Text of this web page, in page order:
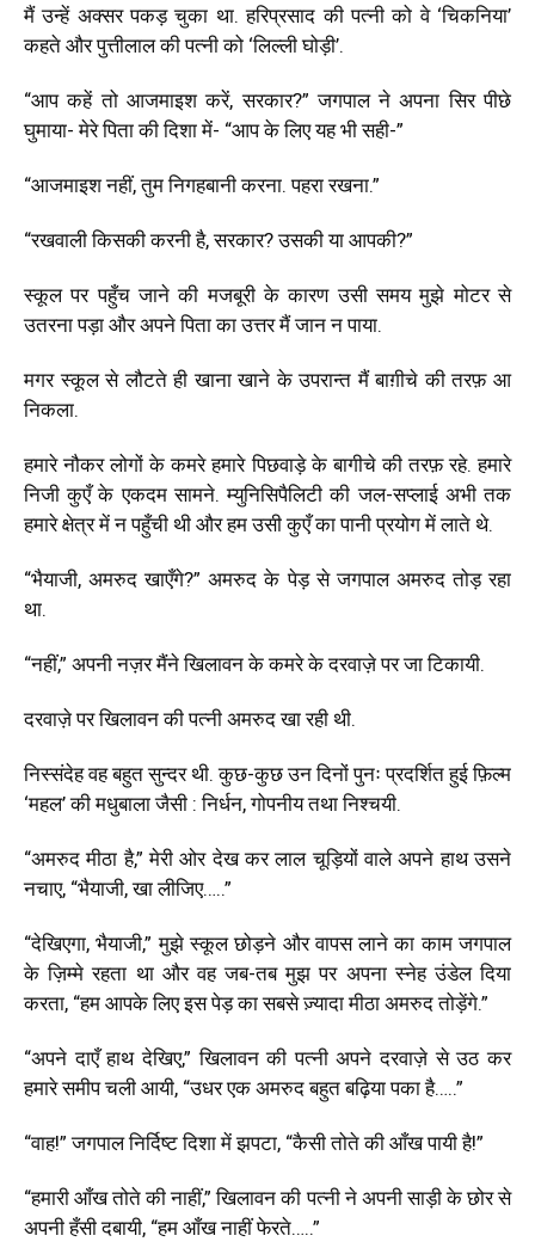
मैं उन्हें अक्सर पकड़ चुका था. हरिप्रसाद की पत्नी को वे ‘चिकनिया’
कहते और पुत्तीलाल की पत्नी को ‘लिल्ली घोड़ी’.
“आप कहें तो आजमाइश करें, सरकार?” जगपाल ने अपना सिर पीछे
घुमाया- मेरे पिता की दिशा में- “आप के लिए यह भी सही-”
“आजमाइश नहीं, तुम निगहबानी करना. पहरा रखना.”
“रखवाली किसकी करनी है, सरकार? उसकी या आपकी?”
स्कूल पर पहुँच जाने की मजबूरी के कारण उसी समय मुझे मोटर से
उतरना पड़ा और अपने पिता का उत्तर मैं जान न पाया.
मगर स्कूल से लौटते ही खाना खाने के उपरान्त मैं बाग़ीचे की तरफ़ आ
निकला.
हमारे नौकर लोगों के कमरे हमारे पिछवाड़े के बागीचे की तरफ़ रहे. हमारे
निजी कुएँ के एकदम सामने. म्युनिसिपैलिटी की जल-सप्लाई अभी तक
हमारे क्षेत्र में न पहुँची थी और हम उसी कुएँ का पानी प्रयोग में लाते थे.
“भैयाजी, अमरुद खाएँगे?” अमरुद के पेड़ से जगपाल अमरुद तोड़ रहा
था.
“नहीं,” अपनी नज़र मैंने खिलावन के कमरे के दरवाज़े पर जा टिकायी.
दरवाज़े पर खिलावन की पत्नी अमरुद खा रही थी.
निस्संदेह वह बहुत सुन्दर थी. कुछ-कुछ उन दिनों पुनः प्रदर्शित हुई फ़िल्म
‘महल’ की मधुबाला जैसी : निर्धन, गोपनीय तथा निश्चयी.
“अमरुद मीठा है,” मेरी ओर देख कर लाल चूड़ियों वाले अपने हाथ उसने
नचाए, “भैयाजी, खा लीजिए…..”
“देखिएगा, भैयाजी,” मुझे स्कूल छोड़ने और वापस लाने का काम जगपाल
के ज़िम्मे रहता था और वह जब-तब मुझ पर अपना स्नेह उंडेल दिया
करता, “हम आपके लिए इस पेड़ का सबसे ज़्यादा मीठा अमरुद तोड़ेंगे.”
“अपने दाएँ हाथ देखिए,” खिलावन की पत्नी अपने दरवाज़े से उठ कर
हमारे समीप चली आयी, “उधर एक अमरुद बहुत बढ़िया पका है…..”
“वाह!” जगपाल निर्दिष्ट दिशा में झपटा, “कैसी तोते की आँख पायी है!”
“हमारी आँख तोते की नाहीं,” खिलावन की पत्नी ने अपनी साड़ी के छोर से
अपनी हँसी दबायी, “हम आँख नाहीं फेरते…..”